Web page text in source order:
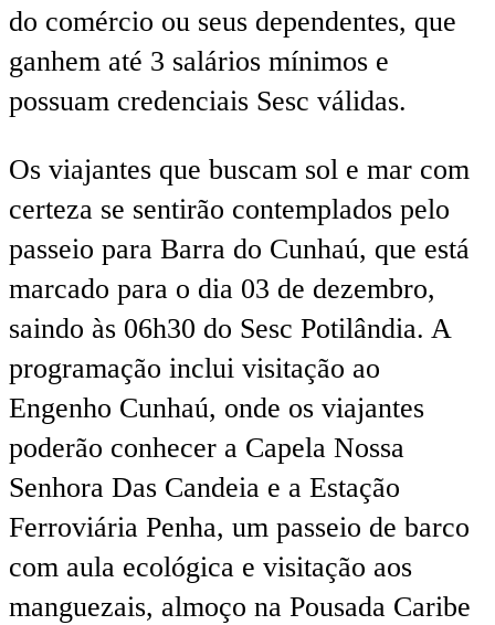
do comércio ou seus dependentes, que
ganhem até 3 salários mínimos e
possuam credenciais Sesc válidas.
Os viajantes que buscam sol e mar com
certeza se sentirão contemplados pelo
passeio para Barra do Cunhaú, que está
marcado para o dia 03 de dezembro,
saindo às 06h30 do Sesc Potilândia. A
programação inclui visitação ao
Engenho Cunhaú, onde os viajantes
poderão conhecer a Capela Nossa
Senhora Das Candeia e a Estação
Ferroviária Penha, um passeio de barco
com aula ecológica e visitação aos
manguezais, almoço na Pousada Caribe